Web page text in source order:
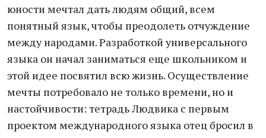
юности мечтал дать людям общий, всем
понятный язык, чтобы преодолеть отчуждение
между народами. Разработкой универсального
языка он начал заниматься еще школьником и
этой идее посвятил всю жизнь. Осуществление
мечты потребовало не только времени, но и
настойчивости: тетрадь Людвика с первым
проектом международного языка отец бросил в